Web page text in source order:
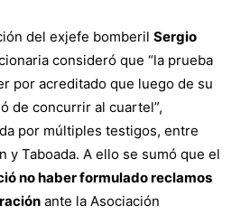
del exjefe bomberil Sergio
consideró que “la prueba
por acreditado que luego de su
de concurrir al cuartel”,
por múltiples testigos, entre
y Taboada. A ello se sumó que el
no haber formulado reclamos
ante la Asociación